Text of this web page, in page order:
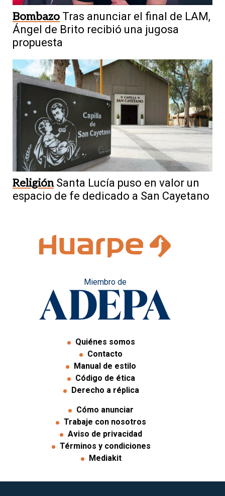
Bombazo Tras anunciar el final de LAM,
Ángel de Brito recibió una jugosa
propuesta
Religión Santa Lucía puso en valor un
espacio de fe dedicado a San Cayetano
Miembro de
Quiénes somos
Contacto
Manual de estilo
Código de ética
Derecho a réplica
Cómo anunciar
Trabaje con nosotros
Aviso de privacidad
Términos y condiciones
Mediakit